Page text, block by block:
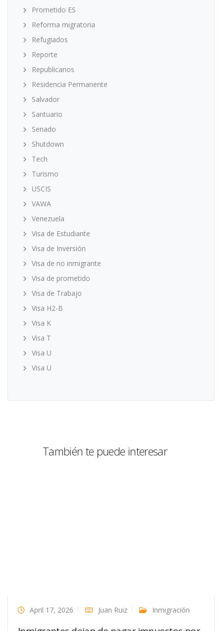
Prometido ES
Reforma migratoria
Refugiados
Reporte
Republicanos
Residencia Permanente
Salvador
Santuario
Senado
Shutdown
Tech
Turismo
USCIS
VAWA
Venezuela
Visa de Estudiante
Visa de Inversión
Visa de no inmigrante
Visa de prometido
Visa de Trabajo
Visa H2-B
Visa K
Visa T
Visa U
Visa U
También te puede interesar
April 17, 2026 Juan Ruiz Inmigración